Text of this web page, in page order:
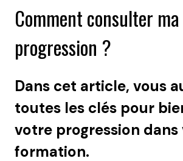
Comment consulter ma
progression ?
Dans cet article, vous
toutes les clés pour
votre progression
formation.